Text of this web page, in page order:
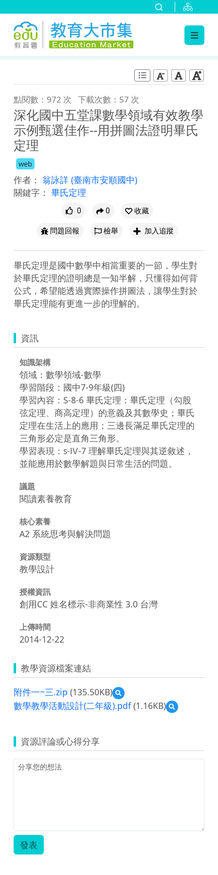
點閱數：972 次 下載次數：57 次
深化國中五堂課數學領域有效教學
示例甄選佳作--用拼圖法證明畢氏
定理
web
作者： 翁詠詳 (臺南市安順國中)
關鍵字： 畢氏定理
0 0
收藏
問題回報
檢舉 加入追蹤
畢氏定理是國中數學中相當重要的一節，學生對
於畢氏定理的證明總是一知半解，只懂得如何背
公式，希望能透過實際操作拼圖法，讓學生對於
畢氏定理能有更進一步的理解的。
資訊
知識架構
領域：數學領域-數學
學習階段：國中7-9年級(四)
學習內容：S-8-6 畢氏定理：畢氏定理（勾股
弦定理、商高定理）的意義及其數學史；畢氏
定理在生活上的應用；三邊長滿足畢氏定理的
三角形必定是直角三角形。
學習表現：s-Ⅳ-7 理解畢氏定理與其逆敘述，
並能應用於數學解題與日常生活的問題。
議題
閱讀素養教育
核心素養
A2 系統思考與解決問題
資源類型
教學設計
授權資訊
創用CC 姓名標示-非商業性 3.0 台灣
上傳時間
2014-12-22
教學資源檔案連結
附件一~三.zip (135.50KB)
預
覽
附
數學教學活動設計(二年級).pdf(1.16KB)
預
覽
學
活
資源評論或心得分享
發表